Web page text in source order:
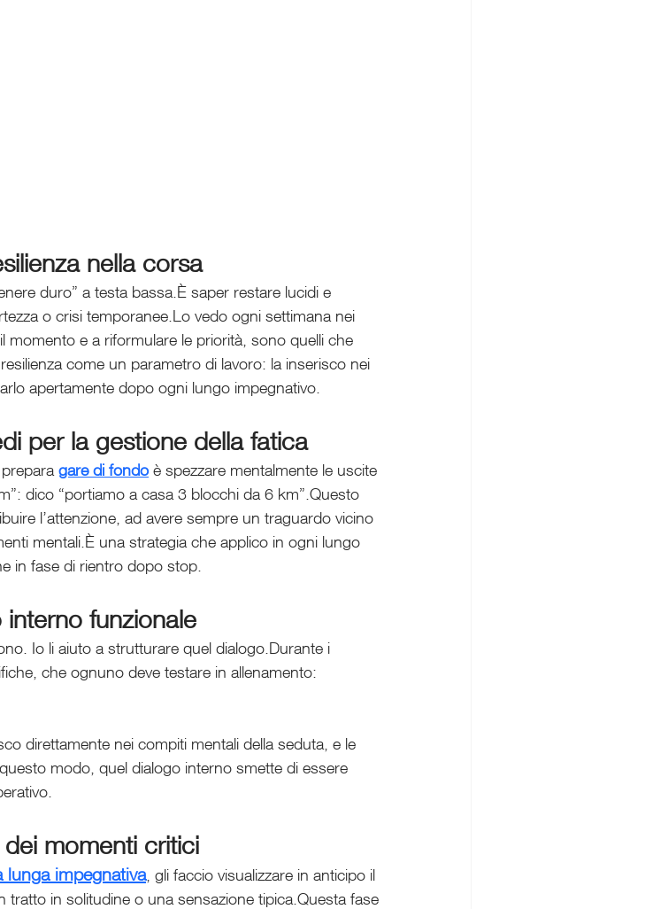
nella corsa
duro” a testa bassa.È saper restare lucidi e
o crisi temporanee.Lo vedo ogni settimana nei
momento e a riformulare le priorità, sono quelli che
come un parametro di lavoro: la inserisco nei
apertamente dopo ogni lungo impegnativo.
per la gestione della fatica
gare di fondo è spezzare mentalmente le uscite
dico “portiamo a casa 3 blocchi da 6 km”.Questo
l’attenzione, ad avere sempre un traguardo vicino
mentali.È una strategia che applico in ogni lungo
in fase di rientro dopo stop.
funzionale
Io li aiuto a strutturare quel dialogo.Durante i
che ognuno deve testare in allenamento:
direttamente nei compiti mentali della seduta, e le
modo, quel dialogo interno smette di essere
momenti critici
lunga impegnativa, gli faccio visualizzare in anticipo il
in solitudine o una sensazione tipica.Questa fase